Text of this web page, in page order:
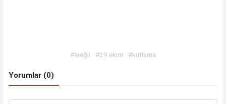
#ereğli #29 ekim #kutlama
Yorumlar (0)